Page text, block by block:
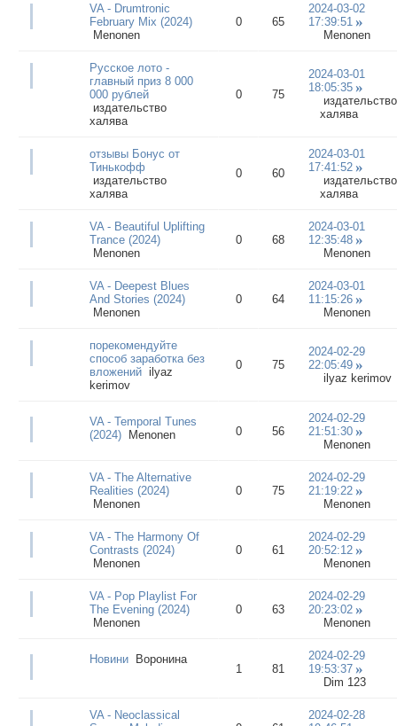
VA - Drumtronic
February Mix (2024)
Menonen
0 65
2024-03-02
17:39:51
Menonen
Русское лото -
главный приз 8 000
000 рублей
издательство
халява
0 75
2024-03-01
18:05:35
издательство
халява
отзывы Бонус от
Тинькофф
издательство
халява
0 60
2024-03-01
17:41:52
издательство
халява
VA - Beautiful Uplifting
Trance (2024)
Menonen
0 68
2024-03-01
12:35:48
Menonen
VA - Deepest Blues
And Stories (2024)
Menonen
0 64
2024-03-01
11:15:26
Menonen
порекомендуйте
способ заработка без
вложений ilyaz
kerimov
0 75
2024-02-29
22:05:49
ilyaz kerimov
VA - Temporal Tunes
(2024)
Menonen 0 56
2024-02-29
21:51:30
Menonen
VA - The Alternative
Realities (2024)
Menonen
0 75
2024-02-29
21:19:22
Menonen
VA - The Harmony Of
Contrasts (2024)
Menonen
0 61
2024-02-29
20:52:12
Menonen
VA - Pop Playlist For
The Evening (2024)
Menonen
0 63
2024-02-29
20:23:02
Menonen
Новини Воронина
1 81
2024-02-29
19:53:37
Dim 123
VA - Neoclassical
2024-02-28